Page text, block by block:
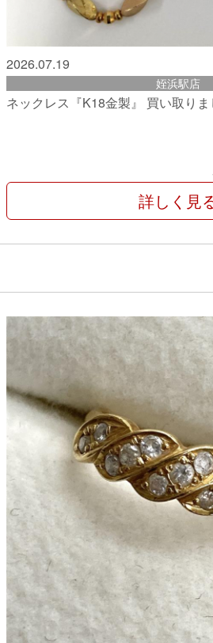
2026.07.19
姪浜駅店
ネックレス『K18金製』 買い取りま
詳しく見